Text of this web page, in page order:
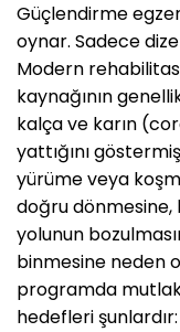
Güçlendirme
oynar. Sadece
Modern
kaynağının
kalça ve karın
yattığını
yürüme veya
doğru dönmesine,
yolunun
binmesine neden
programda
hedefleri şunlardır: